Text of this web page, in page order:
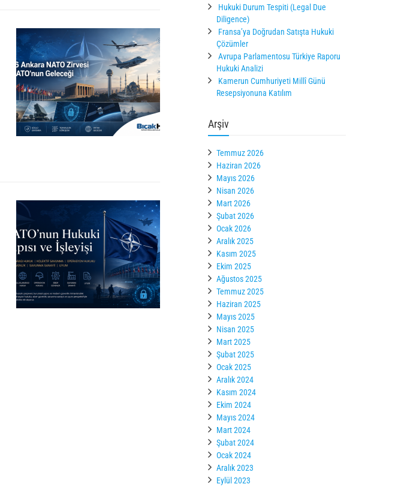
Hukuki Durum Tespiti (Legal Due
Diligence)
Fransa’ya Doğrudan Satışta Hukuki
Çözümler
Avrupa Parlamentosu Türkiye Raporu
Hukuki Analizi
Kamerun Cumhuriyeti Millî Günü
Resepsiyonuna Katılım
Arşiv
Temmuz 2026
Haziran 2026
Mayıs 2026
Nisan 2026
Mart 2026
Şubat 2026
Ocak 2026
Aralık 2025
Kasım 2025
Ekim 2025
Ağustos 2025
Temmuz 2025
Haziran 2025
Mayıs 2025
Nisan 2025
Mart 2025
Şubat 2025
Ocak 2025
Aralık 2024
Kasım 2024
Ekim 2024
Mayıs 2024
Mart 2024
Şubat 2024
Ocak 2024
Aralık 2023
Eylül 2023